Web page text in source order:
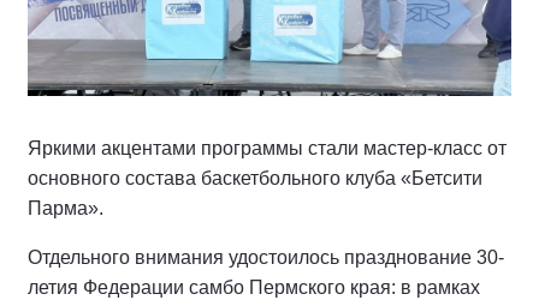
Яркими акцентами программы стали мастер-класс от
основного состава баскетбольного клуба «Бетсити
Парма».
Отдельного внимания удостоилось празднование 30-
летия Федерации самбо Пермского края: в рамках